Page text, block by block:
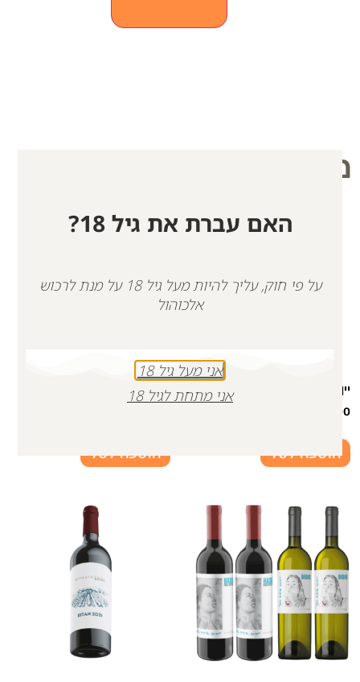
מוצרים קשורים
יין אדום, נדב 2021 | כשר
126.00
הוספה לסל
רוזה לזכר אופק | כשר
הוספה לסל
האם עברת את גיל 18?
על פי חוק, עליך להיות מעל גיל 18 על מנת לרכוש
אלכוהול
אני מעל גיל 18
אני מתחת לגיל 18